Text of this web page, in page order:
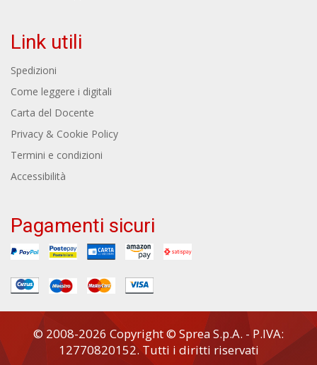
Link utili
Spedizioni
Come leggere i digitali
Carta del Docente
Privacy & Cookie Policy
Termini e condizioni
Accessibilità
Pagamenti sicuri
© 2008-2026 Copyright © Sprea S.p.A. - P.IVA:
12770820152. Tutti i diritti riservati